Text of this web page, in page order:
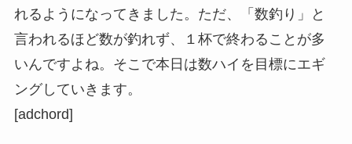
れるようになってきました。ただ、「数釣り」と
言われるほど数が釣れず、１杯で終わることが多
いんですよね。そこで本日は数ハイを目標にエギ
ングしていきます。
[adchord]